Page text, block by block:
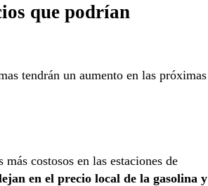
que podrían
tendrán un aumento en las próximas
costosos en las estaciones de
en el precio local de la gasolina y